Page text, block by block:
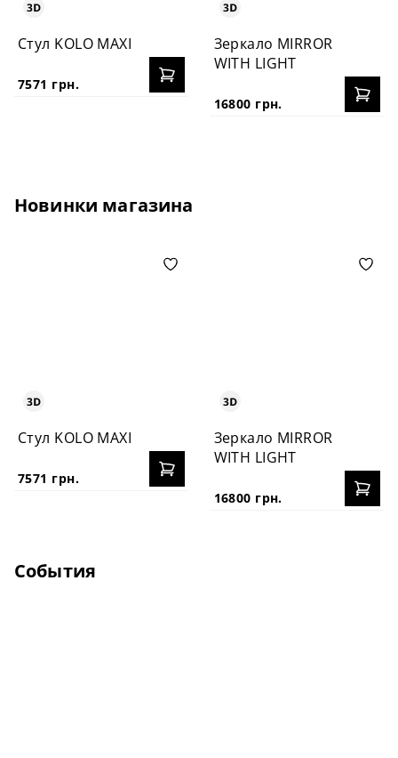
Стул KOLO MAXI
7571 грн.
Зеркало MIRROR
WITH LIGHT
16800 грн.
Новинки магазина
Стул KOLO MAXI
7571 грн.
Зеркало MIRROR
WITH LIGHT
16800 грн.
События